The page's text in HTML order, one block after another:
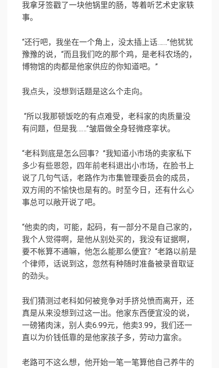
我拿牙签戳了一块他锅里的肠，等着听艺术史家轶
事。
“还行吧，我坐在一个角上，没太插上话……”他犹犹
豫豫的说，“而且我们吃的那个鸡，是老科农场的，
博物馆的肉都是他家供应的你知道吧。”
我点头，没想到话题是这么个走向。
“所以我那顿饭吃的有点难受，老科家的肉质量没
有问题，但是我……”皱眉做全身轻微痉挛状。
“老科到底是怎么回事？”我知道小市场的卖家私下
多少有些恩怨，四年前老科退出小市场，在脸书上
说了几句气话，老路作为市集管理委员会的成员，
双方闹的不愉快也是有的。时至今日，还有什么心
事总可以敞开说了吧。
“他卖的肉，可能，起码，有一部分不是自己家的，
我个人觉得啊，是他从别处买的，我没有证据啊，
要不帐算不通嘛，他怎么能那么便宜？“老路以前是
个律师，话说到这，忽然有种随时准备被录音取证
的劲头。
我们猜测过老科如何被竞争对手挤兑愤而离开，还
真是从来没想到过这一出。他家东西便宜没的说，
一磅猪肉沫，别人卖6.99元，他卖3.99，我们还一
直以为价钱低靠的是他家孩子多，劳动力富余。
老路可不这么想，他开始一笔一笔算他自己养牛的